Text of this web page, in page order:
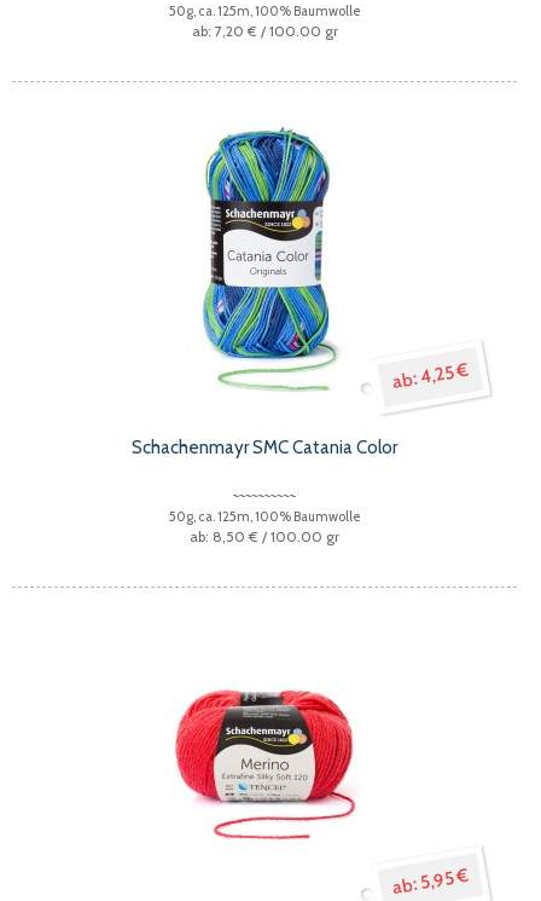
50g, ca. 125m, 100% Baumwolle
7,20 € / 100.00 gr
4,25 €
Schachenmayr SMC Catania Color
50g, ca. 125m, 100% Baumwolle
8,50 € / 100.00 gr
5,95 €